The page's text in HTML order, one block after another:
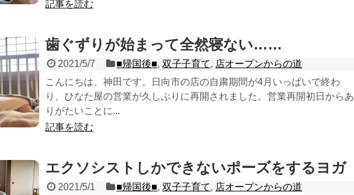
記事を読む
歯ぐずりが始まって全然寝ない……
2021/5/7 ■帰国後■,双子子育て, 店オープンからの道
こんにちは、神田です。日向市の店の自粛期間が4月いっぱいで終わ
り、ひなた屋の営業が久しぶりに再開されました。営業再開初日からあ
りがたいことに...
記事を読む
エクソシストしかできないポーズをするヨガ
2021/5/1 ■帰国後■,双子子育て, 店オープンからの道